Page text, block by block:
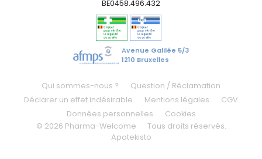
BE0458.496.432
Avenue Galilée 5/3
1210 Bruxelles
Qui sommes-nous ?
Question / Réclamation
Déclarer un effet indésirable
Mentions légales
CGV
Données personnelles
Cookies
© 2026 Pharma-Welcome
Tous droits réservés.
Apotekisto